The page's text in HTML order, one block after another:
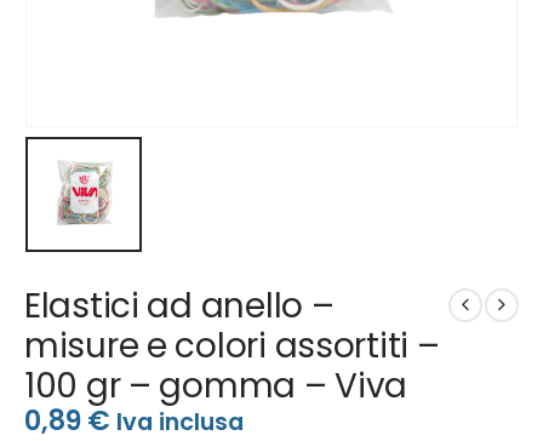
Elastici ad anello –
misure e colori assortiti –
100 gr – gomma – Viva
0,89€ Iva inclusa